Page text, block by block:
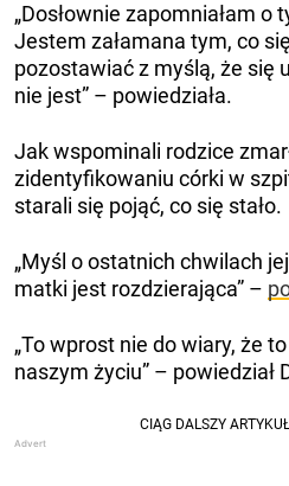
„Dosłownie zapomniałam o
Jestem załamana tym, co
pozostawiać z myślą, że się
nie jest” – powiedziała.
Jak wspominali rodzice
zidentyfikowaniu córki w
starali się pojąć, co się stało.
„Myśl o ostatnich chwilach
matki jest rozdzierająca” –
„To wprost nie do wiary, że
naszym życiu” – powiedział